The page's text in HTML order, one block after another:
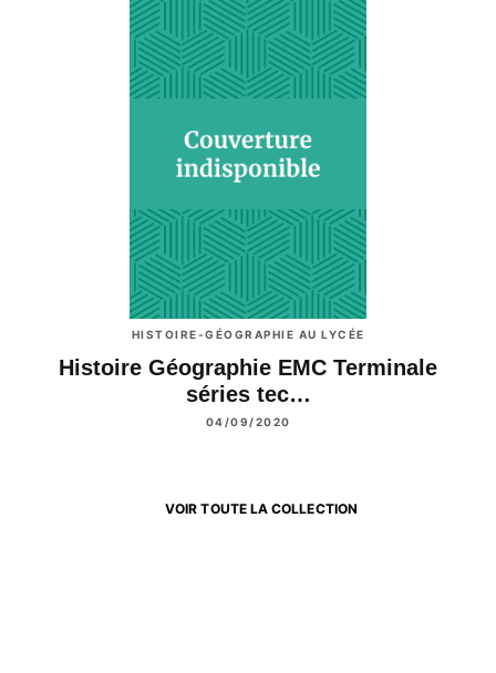
HISTOIRE-GÉOGRAPHIE AU LYCÉE
Histoire Géographie EMC Terminale
séries tec…
04/09/2020
VOIR TOUTE LA COLLECTION